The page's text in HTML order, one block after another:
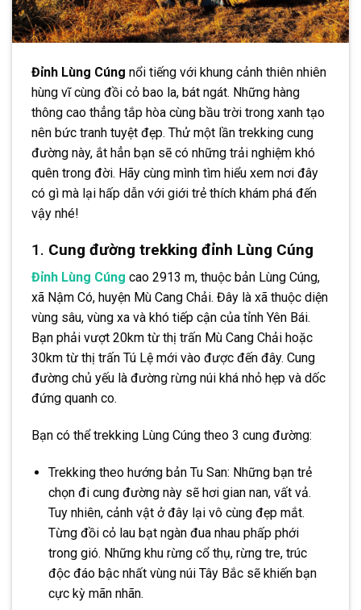
Đỉnh Lùng Cúng nổi tiếng với khung cảnh thiên nhiên
hùng vĩ cùng đồi cỏ bao la, bát ngát. Những hàng
thông cao thẳng tắp hòa cùng bầu trời trong xanh tạo
nên bức tranh tuyệt đẹp. Thử một lần trekking cung
đường này, ắt hẳn bạn sẽ có những trải nghiệm khó
quên trong đời. Hãy cùng mình tìm hiểu xem nơi đây
có gì mà lại hấp dẫn với giới trẻ thích khám phá đến
vậy nhé!
1. Cung đường trekking đỉnh Lùng Cúng
Đỉnh Lùng Cúng cao 2913 m, thuộc bản Lùng Cúng,
xã Nậm Có, huyện Mù Cang Chải. Đây là xã thuộc diện
vùng sâu, vùng xa và khó tiếp cận của tỉnh Yên Bái.
Bạn phải vượt 20km từ thị trấn Mù Cang Chải hoặc
30km từ thị trấn Tú Lệ mới vào được đến đây. Cung
đường chủ yếu là đường rừng núi khá nhỏ hẹp và dốc
đứng quanh co.
Bạn có thể trekking Lùng Cúng theo 3 cung đường:
Trekking theo hướng bản Tu San: Những bạn trẻ
chọn đi cung đường này sẽ hơi gian nan, vất vả.
Tuy nhiên, cảnh vật ở đây lại vô cùng đẹp mắt.
Từng đồi cỏ lau bạt ngàn đua nhau phấp phới
trong gió. Những khu rừng cổ thụ, rừng tre, trúc
độc đáo bậc nhất vùng núi Tây Bắc sẽ khiến bạn
cực kỳ mãn nhãn.